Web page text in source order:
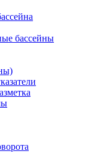
бассейны